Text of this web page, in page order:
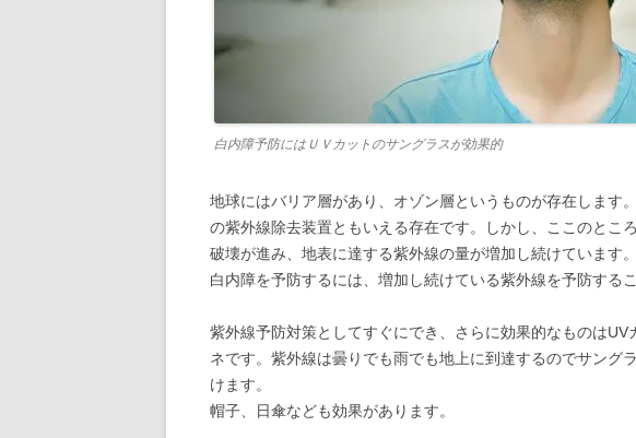
白内障予防にはＵＶカットのサングラスが効果的
地球にはバリア層があり、オゾン層というものが存在します
の紫外線除去装置ともいえる存在です。しかし、ここのとこ
破壊が進み、地表に達する紫外線の量が増加し続けています。
白内障を予防するには、増加し続けている紫外線を予防する
紫外線予防対策としてすぐにでき、さらに効果的なものは
ネです。紫外線は曇りでも雨でも地上に到達するのでサング
けます。
帽子、日傘なども効果があります。